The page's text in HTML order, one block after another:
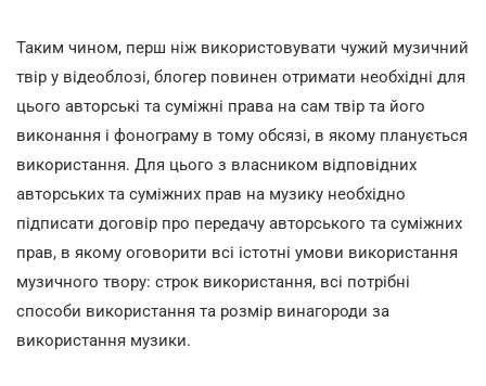
Таким чином, перш ніж використовувати чужий музичний
твір у відеоблозі, блогер повинен отримати необхідні для
цього авторські та суміжні права на сам твір та його
виконання і фонограму в тому обсязі, в якому планується
використання. Для цього з власником відповідних
авторських та суміжних прав на музику необхідно
підписати договір про передачу авторського та суміжних
прав, в якому оговорити всі істотні умови використання
музичного твору: строк використання, всі потрібні
способи використання та розмір винагороди за
використання музики.